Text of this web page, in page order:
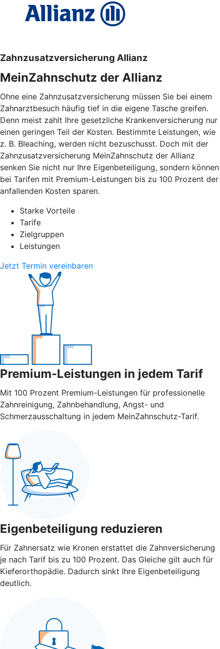
Zahnzusatzversicherung Allianz
MeinZahnschutz der Allianz
Ohne eine Zahnzusatzversicherung müssen Sie bei einem
Zahnarztbesuch häufig tief in die eigene Tasche greifen.
Denn meist zahlt Ihre gesetzliche Krankenversicherung nur
einen geringen Teil der Kosten. Bestimmte Leistungen, wie
z. B. Bleaching, werden nicht bezuschusst. Doch mit der
Zahnzusatzversicherung MeinZahnschutz der Allianz
senken Sie nicht nur Ihre Eigenbeteiligung, sondern können
bei Tarifen mit Premium-Leistungen bis zu 100 Prozent der
anfallenden Kosten sparen.
Starke Vorteile
Tarife
Zielgruppen
Leistungen
Jetzt Termin vereinbaren
Premium-Leistungen in jedem Tarif
Mit 100 Prozent Premium-Leistungen für professionelle
Zahnreinigung, Zahnbehandlung, Angst- und
Schmerzausschaltung in jedem MeinZahnschutz-Tarif.
Eigenbeteiligung reduzieren
Für Zahnersatz wie Kronen erstattet die Zahnversicherung
je nach Tarif bis zu 100 Prozent. Das Gleiche gilt auch für
Kieferorthopädie. Dadurch sinkt Ihre Eigenbeteiligung
deutlich.